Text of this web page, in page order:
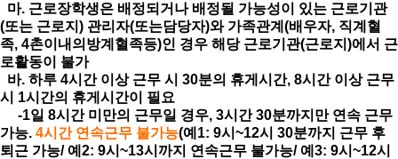
마. 근로장학생은 배정되거나 배정될 가능성이 있는 근로기관
(또는 근로지) 관리자(또는담당자)와 가족관계(배우자, 직계혈
족, 4촌이내의방계혈족등)인 경우 해당 근로기관(근로지)에서 근
로활동이 불가
바. 하루 4시간 이상 근무 시 30분의 휴게시간, 8시간 이상 근무
시 1시간의 휴게시간이 필요
-1일 8시간 미만의 근무일 경우, 3시간 30분까지만 연속 근무
가능. 4시간 연속근무 불가능(예1: 9시~12시 30분까지 근무 후
퇴근 가능/ 예2: 9시~13시까지 연속근무 불가능/ 예3: 9시~12시